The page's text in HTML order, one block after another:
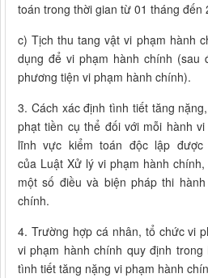
toán trong thời gian từ 01 tháng đến
c) Tịch thu tang vật vi phạm hành
dụng để vi phạm hành chính (sau
phương tiện vi phạm hành chính).
3. Cách xác định tình tiết tăng
phạt tiền cụ thể đối với mỗi hành
lĩnh vực kiểm toán độc lập
của Luật Xử lý vi phạm hành
một số điều và biện pháp thi
chính.
4. Trường hợp cá nhân, tổ chức vi
vi phạm hành chính quy định
tình tiết tăng nặng vi phạm hành